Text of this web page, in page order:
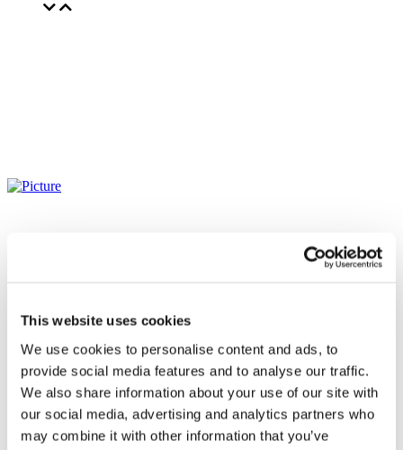
This website uses cookies
We use cookies to personalise content and ads, to
provide social media features and to analyse our traffic.
We also share information about your use of our site with
our social media, advertising and analytics partners who
may combine it with other information that you’ve